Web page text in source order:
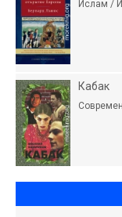
Ислам /
Кабак